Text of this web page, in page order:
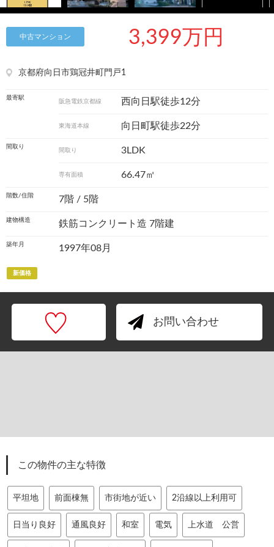
中古マンション 3,399万円
京都府向日市鶏冠井町門戸1
最寄駅
阪急電鉄京都線 西向日駅徒歩12分
東海道本線 向日町駅徒歩22分
間取り
間取り 3LDK
専有面積 66.47㎡
階数/住階 7階 / 5階
建物構造 鉄筋コンクリート造 7階建
築年月 1997年08月
新価格
お問い合わせ
この物件の主な特徴
平坦地 前面棟無 市街地が近い 2沿線以上利用可
日当り良好 通風良好 和室 電気 上水道 公営